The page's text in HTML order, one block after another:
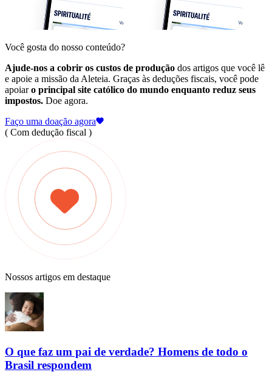
Você gosta do nosso conteúdo?
Ajude-nos a cobrir os custos de produção dos artigos que você lê
e apoie a missão da Aleteia. Graças às deduções fiscais, você pode
apoiaro principal site católico do mundo enquanto reduz seus
impostos. Doe agora.
Faço uma doação agora
( Com dedução fiscal )
Nossos artigos em destaque
O que faz um pai de verdade? Homens de todo o
Brasil respondem